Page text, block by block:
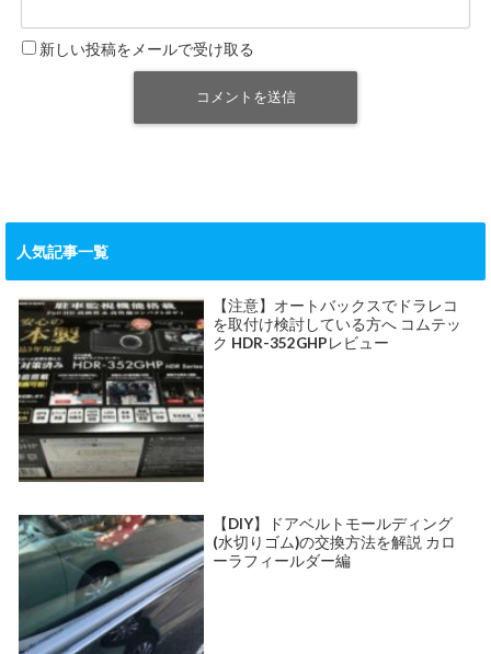
新しい投稿をメールで受け取る
人気記事一覧
【注意】オートバックスでドラレコ
を取付け検討している方へ コムテッ
ク HDR-352GHPレビュー
【DIY】ドアベルトモールディング
(水切りゴム)の交換方法を解説 カロ
ーラフィールダー編